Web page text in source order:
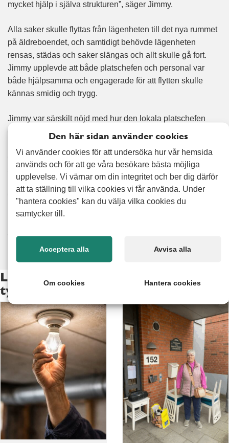
mycket hjälp i själva strukturen”, säger Jimmy.
Alla saker skulle flyttas från lägenheten till det nya rummet
på äldreboendet, och samtidigt behövde lägenheten
rensas, städas och saker slängas och allt skulle gå fort.
Jimmy upplevde att både platschefen och personal var
både hjälpsamma och engagerade för att flytten skulle
kännas smidig och trygg.
Jimmy var särskilt nöjd med hur den lokala platschefen
gick den extra milen för att ge familjen den hjälp de
över situationen, vilket underlättade på många olika sätt.”
säger Jimmy.
Om du också står inför en snabb flytt eller behöver hjälp
med att rensa, flytta eller städa så finns vi här för att
underlätta för dig och din familj, precis som vi gjorde för
Jimmy och hans pappa.
Läs fler artiklar om vad våra kunder
tycker
Den här sidan använder cookies
Vi använder cookies för att undersöka hur vår hemsida
används och för att ge våra besökare bästa möjliga
upplevelse. Vi värnar om din integritet och ber dig därför
att ta ställning till vilka cookies vi får använda. Under
"hantera cookies" kan du välja vilka cookies du
samtycker till.
Acceptera alla Avvisa alla
Om cookies Hantera cookies